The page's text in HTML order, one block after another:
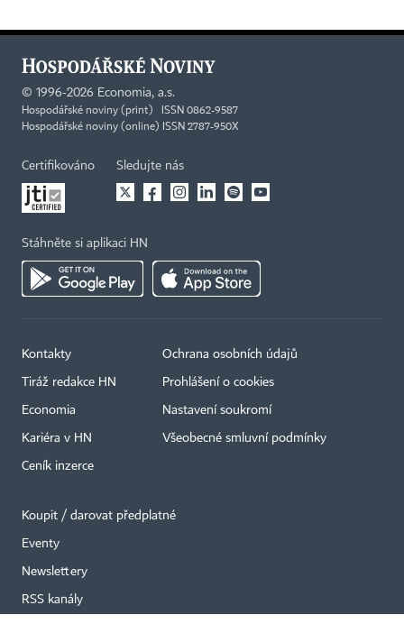
© 1996-2026 Economia, a.s.
Hospodářské noviny (print) ISSN 0862-9587
Hospodářské noviny (online) ISSN 2787-950X
Certifikováno Sledujte nás
Stáhněte si aplikaci HN
Kontakty
Tiráž redakce HN
Economia
Kariéra v HN
Ceník inzerce
Ochrana osobních údajů
Prohlášení o cookies
Nastavení soukromí
Všeobecné smluvní podmínky
Koupit / darovat předplatné
Eventy
Newslettery
RSS kanály